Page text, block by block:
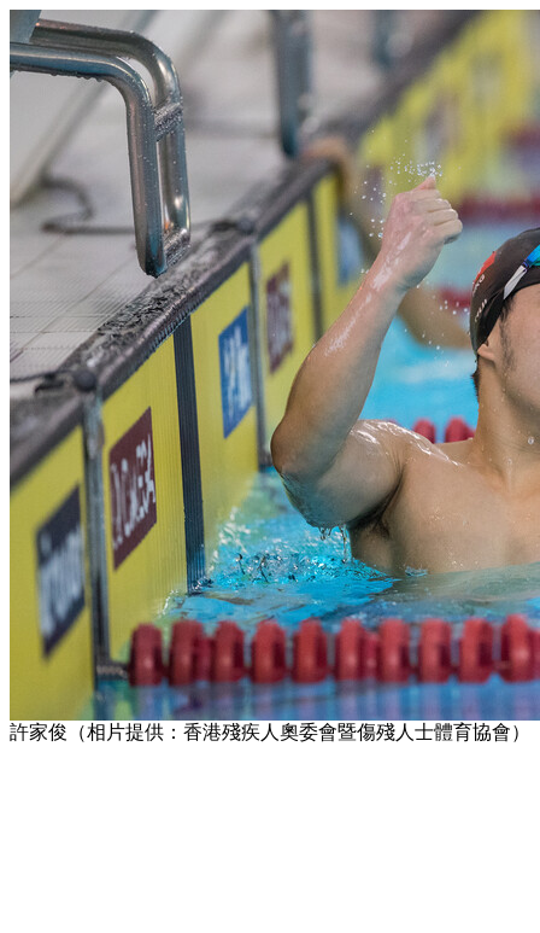
許家俊（相片提供：香港殘疾人奧委會暨傷殘人士體育協會）